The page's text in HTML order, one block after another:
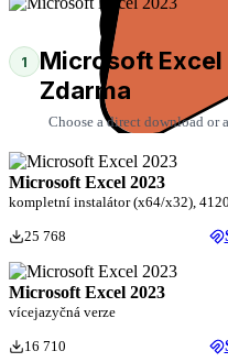
1
Microsoft
Zdarma
Choose a direct download or
Microsoft Excel 2023
kompletní instalátor (x64/x32),
25 768
Microsoft Excel 2023
vícejazyčná verze
16 710